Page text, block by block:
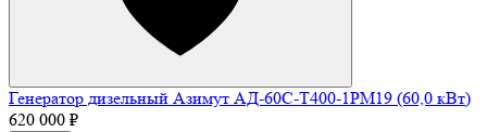
Генератор дизельный Азимут АД-60С-Т400-1РМ19 (60,0 кВт)
620 000 ₽